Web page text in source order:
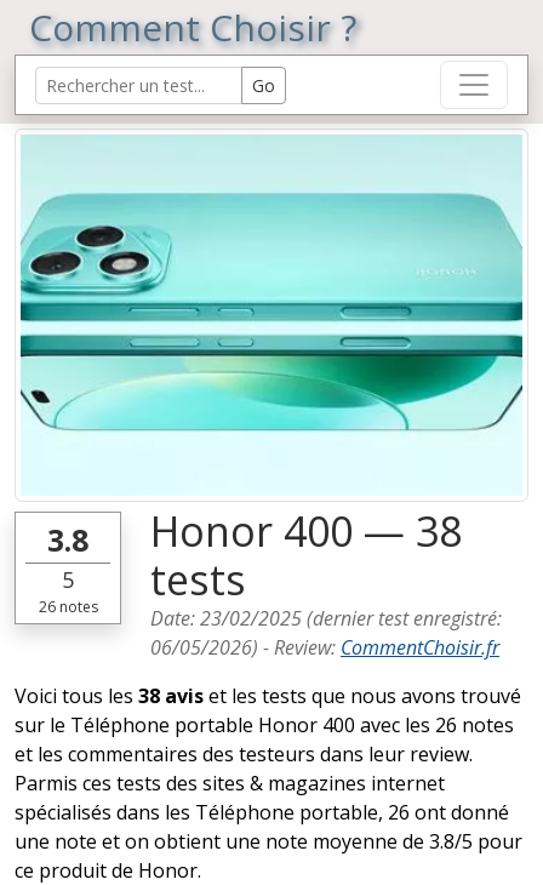
Comment Choisir ?
3.8
5
26notes
Honor 400 — 38
tests
Date:23/02/2025(dernier test enregistré:
06/05/2026) -Review: CommentChoisir.fr
Voici tous les 38 aviset les tests que nous avons trouvé
sur le Téléphone portable Honor 400 avec les 26 notes
et les commentaires des testeurs dans leur review.
Parmis ces tests des sites & magazines internet
spécialisés dans les Téléphone portable, 26 ont donné
une note et on obtient une note moyenne de 3.8/5 pour
ce produit de Honor.